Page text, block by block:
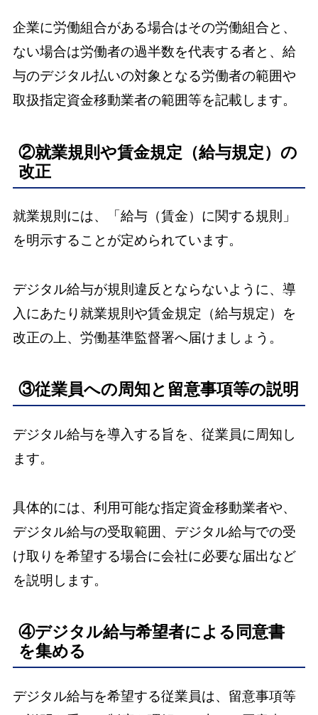
企業に労働組合がある場合はその労働組合と、
ない場合は労働者の過半数を代表する者と、給
与のデジタル払いの対象となる労働者の範囲や
取扱指定資金移動業者の範囲等を記載します。
②就業規則や賃金規定（給与規定）の
改正
就業規則には、「給与（賃金）に関する規則」
を明示することが定められています。
デジタル給与が規則違反とならないように、導
入にあたり就業規則や賃金規定（給与規定）を
改正の上、労働基準監督署へ届けましょう。
③従業員への周知と留意事項等の説明
デジタル給与を導入する旨を、従業員に周知し
ます。
具体的には、利用可能な指定資金移動業者や、
デジタル給与の受取範囲、デジタル給与での受
け取りを希望する場合に会社に必要な届出など
を説明します。
④デジタル給与希望者による同意書
を集める
デジタル給与を希望する従業員は、留意事項等